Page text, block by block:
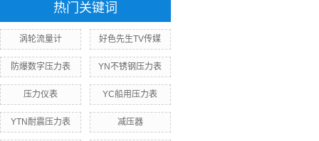
热门关键词
涡轮流量计 好色先生TV传媒
防爆数字压力表 YN不锈钢压力表
压力仪表 YC船用压力表
YTN耐震压力表 减压器